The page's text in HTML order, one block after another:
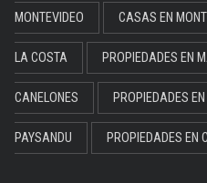
MONTEVIDEO CASAS EN
LA COSTA PROPIEDADES EN
CANELONES PROPIEDADES
PAYSANDU PROPIEDADES EN